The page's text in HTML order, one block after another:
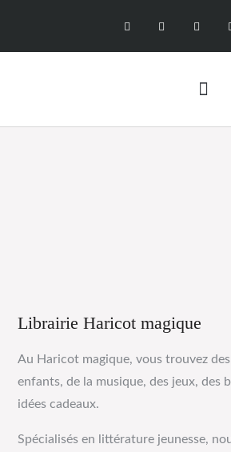
Librairie Haricot magique
Au Haricot magique, vous trouvez
enfants, de la musique, des jeux, des
idées cadeaux.
Spécialisés en littérature jeunesse,